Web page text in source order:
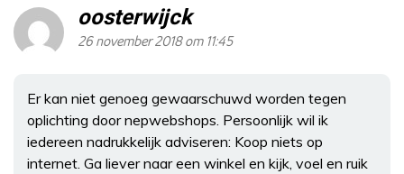
oosterwijck
26 november 2018 om 11:45
Er kan niet genoeg gewaarschuwd worden tegen
oplichting door nepwebshops. Persoonlijk wil ik
iedereen nadrukkelijk adviseren: Koop niets op
internet. Ga liever naar een winkel en kijk, voel en ruik